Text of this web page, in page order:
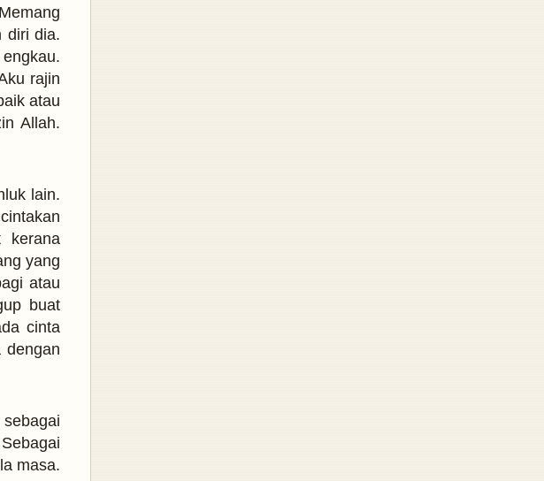
diri dia.
rajin
atau
Allah.
lain.
kerana
yang
atau
buat
cinta
dengan
masa.